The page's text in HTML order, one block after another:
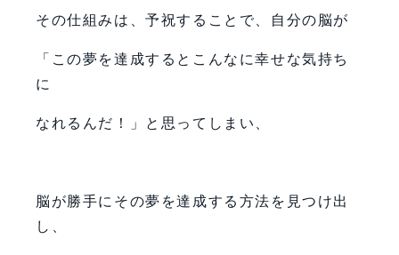
その仕組みは、予祝することで、自分の脳が
「この夢を達成するとこんなに幸せな気持ち
に
なれるんだ！」と思ってしまい、
脳が勝手にその夢を達成する方法を見つけ出
し、